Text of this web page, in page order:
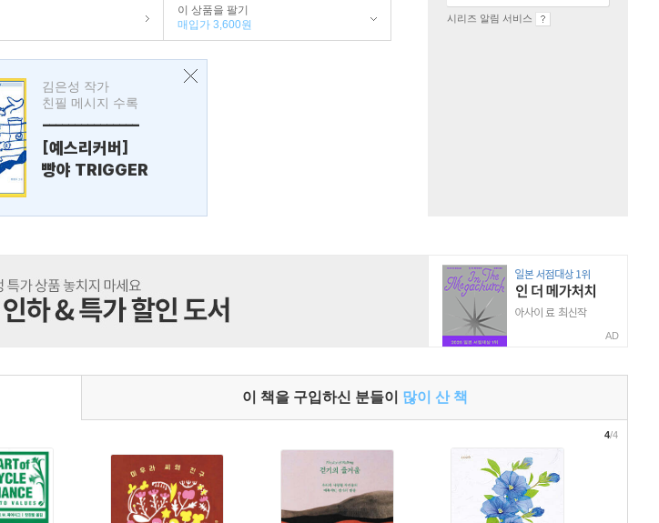
이 상품을 팔기
매입가 3,600원
김은성 작가
친필 메시지 수록
---------------
[예스리커버]
빵야 TRIGGER
시리즈 알림 서비스
AD
이 책을 구입하신 분들이 많이 산 책
4/4